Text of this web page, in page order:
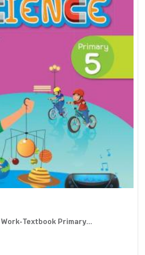
Textbook Primary...